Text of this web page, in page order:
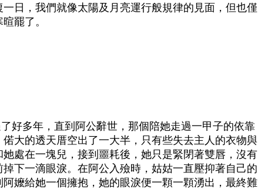
一日，我們就像太陽及月亮運行般規律的見面，但也僅
罷了。
好多年，直到阿公辭世，那個陪她走過一甲子的依靠
偌大的透天厝空出了一大半，只有些失去主人的衣物與
她處在一塊兒，接到噩耗後，她只是緊閉著雙唇，沒有
掉下一滴眼淚。在阿公入殮時，姑姑一直壓抑著自己的
阿嬤給她一個擁抱，她的眼淚便一顆一顆湧出，最終難